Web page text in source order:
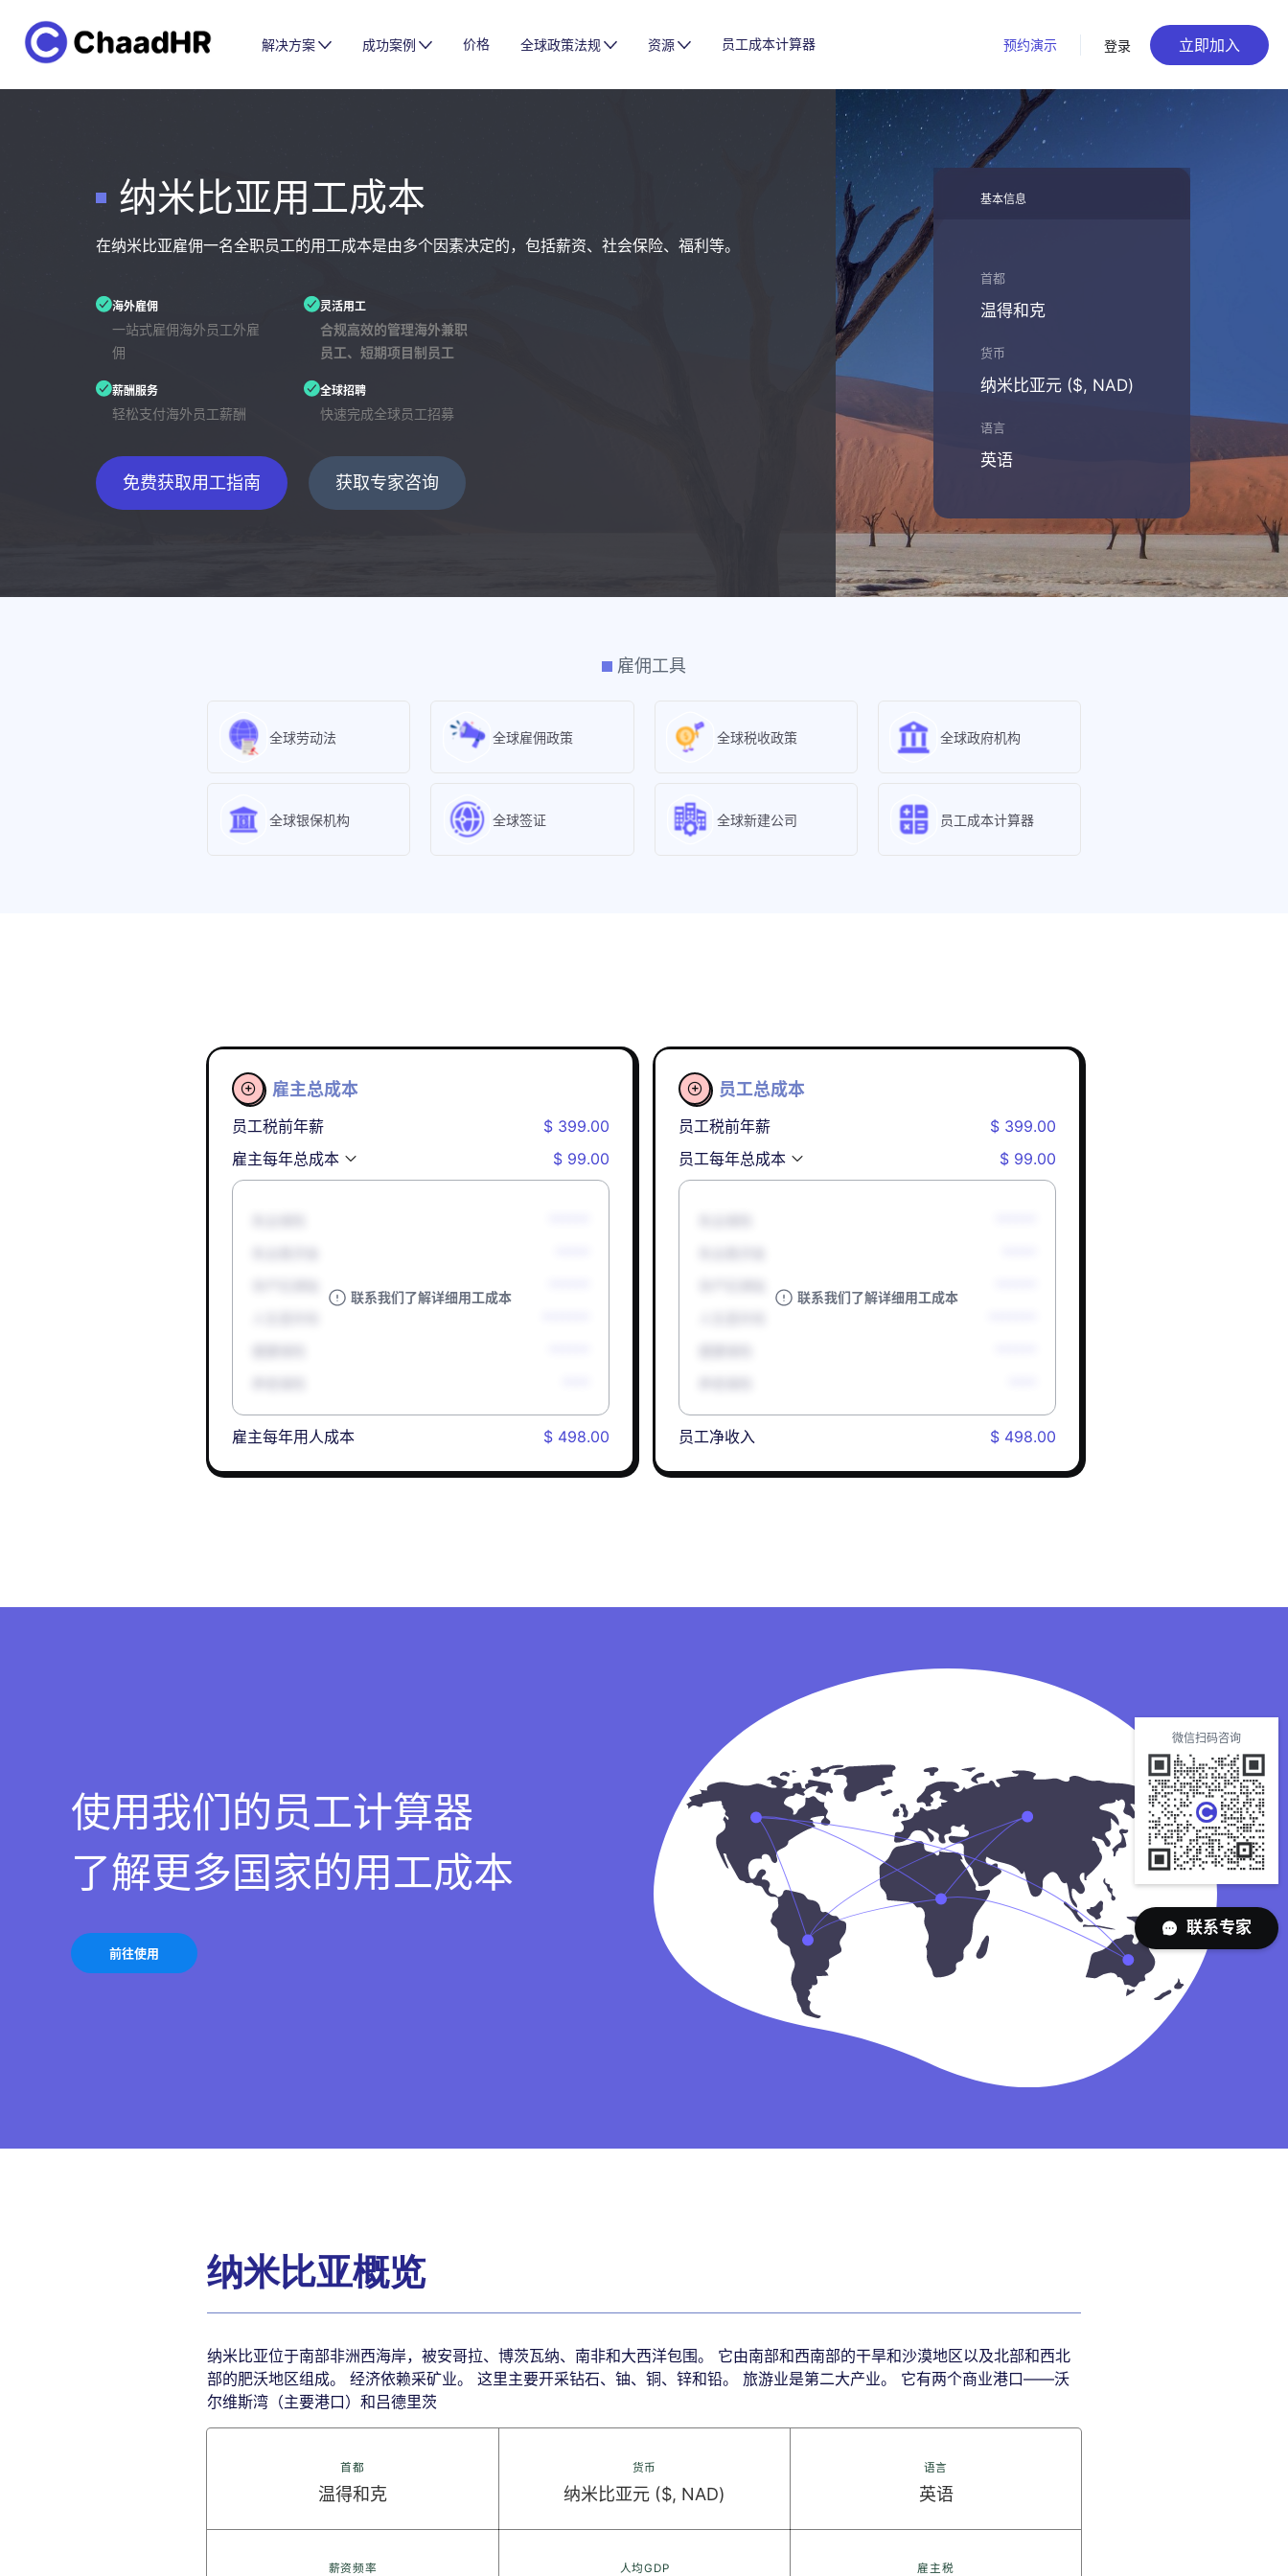
解决方案 成功案例 价格 全球政策法规 资源 员工成本计算器 预约演示 登录 立即加入
纳米比亚用工成本
在纳米比亚雇佣一名全职员工的用工成本是由多个因素决定的，包括薪资、社会保险、福利等。
海外雇佣
一站式雇佣海外员工外雇
佣
灵活用工
合规高效的管理海外兼职
员工、短期项目制员工
薪酬服务
轻松支付海外员工薪酬
全球招聘
快速完成全球员工招募
免费获取用工指南 获取专家咨询
基本信息
首都
温得和克
货币
纳米比亚元 ($, NAD)
语言
英语
雇佣工具
全球劳动法 全球雇佣政策 全球税收政策 全球政府机构
全球银保机构 全球签证 全球新建公司 员工成本计算器
 雇主总成本
员工税前年薪
$ 399.00
雇主每年总成本
$ 99.00
联系我们了解详细用工成本
雇主每年用人成本 $ 498.00
 员工总成本
员工税前年薪
$ 399.00
员工每年总成本
$ 99.00
联系我们了解详细用工成本
员工净收入 $ 498.00
使用我们的员工计算器
了解更多国家的用工成本
前往使用
纳米比亚概览
纳米比亚位于南部非洲西海岸，被安哥拉、博茨瓦纳、南非和大西洋包围。 它由南部和西南部的干旱和沙漠地区以及北部和西北
部的肥沃地区组成。 经济依赖采矿业。 这里主要开采钻石、铀、铜、锌和铅。 旅游业是第二大产业。 它有两个商业港口——沃
尔维斯湾（主要港口）和吕德里茨
首都
温得和克
货币
纳米比亚元 ($, NAD)
语言
英语
薪资频率 人均GDP 雇主税
微信扫码咨询
联系专家